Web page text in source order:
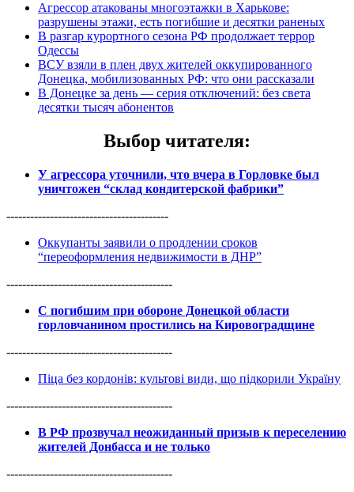
Агрессор атакованы многоэтажки в Харькове:
разрушены этажи, есть погибшие и десятки раненых
В разгар курортного сезона РФ продолжает террор
Одессы
ВСУ взяли в плен двух жителей оккупированного
Донецка, мобилизованных РФ: что они рассказали
В Донецке за день — серия отключений: без света
десятки тысяч абонентов
Выбор читателя:
У агрессора уточнили, что вчера в Горловке был
уничтожен “склад кондитерской фабрики”
-----------------------------------------
Оккупанты заявили о продлении сроков
“переоформления недвижимости в ДНР”
------------------------------------------
С погибшим при обороне Донецкой области
горловчанином простились на Кировоградщине
------------------------------------------
Піца без кордонів: культові види, що підкорили Україну
------------------------------------------
В РФ прозвучал неожиданный призыв к переселению
жителей Донбасса и не только
------------------------------------------